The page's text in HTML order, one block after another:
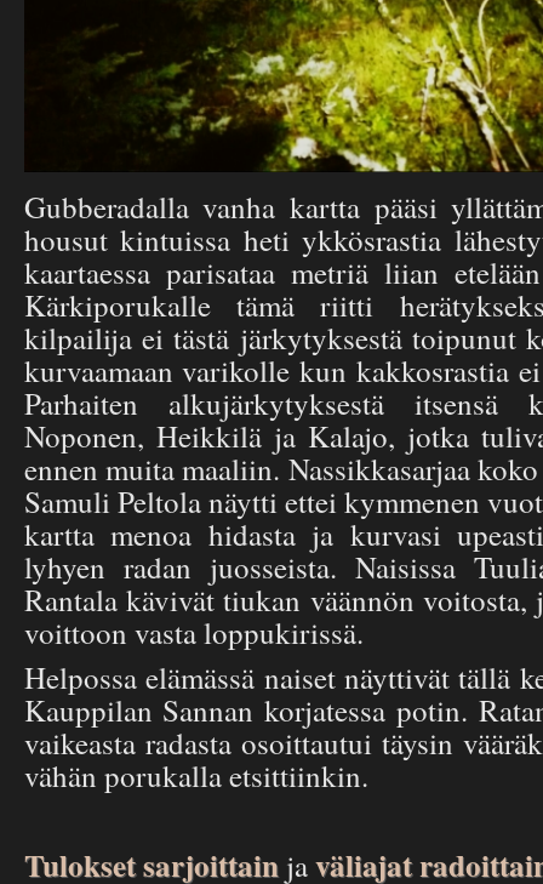
Gubberadalla vanha kartta pääsi
housut kintuissa heti ykkösrastia
kaartaessa parisataa metriä liian
Kärkiporukalle tämä riitti
kilpailija ei tästä järkytyksestä toipunut
kurvaamaan varikolle kun kakkosrastia
Parhaiten alkujärkytyksestä itsensä
Noponen, Heikkilä ja Kalajo, jotka
ennen muita maaliin. Nassikkasarjaa
Samuli Peltola näytti ettei kymmenen
kartta menoa hidasta ja kurvasi
lyhyen radan juosseista. Naisissa
Rantala kävivät tiukan väännön
voittoon vasta loppukirissä.
Helpossa elämässä naiset näyttivät tällä
Kauppilan Sannan korjatessa potin.
vaikeasta radasta osoittautui täysin
vähän porukalla etsittiinkin.
Tulokset sarjoittainjaväliajat